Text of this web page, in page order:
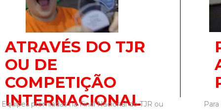
ATRAVÉS DO TJR
OU DE
COMPETIÇÃO
INTERNACIONAL
Equipes premiadas na Final Nacional do TJR ou